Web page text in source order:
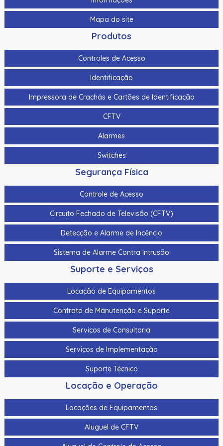
Kit de Limpeza Datacard (10) Por Pacote
Kit de Limpeza de Cabeçote Térmico Evolis Headclean (25
Kit de Limpeza de Poeira Evolis
Kit de Limpeza Evolis Cleaning Roller Dustclean (40 Peças)
Kit de limpeza Evolis Printerclean (para cartão Tr A5002)
Kit de limpeza Evolis Ultraclean
Kit de Limpeza Fargo 86177 Para DTC / HDP
Kit de Limpeza Fargo 86177 Para Impressora HDP5000it
de Limpeza HDP5000 Inclui: 4 Swabs de Limpeza para
Cabeçote de Impressão 10 Cartões de Limpeza 10
Almofadas de Limpeza 3 Cartões de Limpeza com Álcool
Kit de limpeza Fargo Dtc5500Lmx
Kit de limpeza Fargo Hdp6600
Kit de limpeza padrão Evolis
Kit De Limpeza Para A Zebra Zc100, Zc300 E Zc350
Kit De Limpeza Para A Zebra Zxp Serie 3 105999-302
Kit Sleeve de Limpeza Datacard
Laminado Alternativo Transparente de 0,6 Mil Evolis -
Recorte para Chip Smart/Cobertura Completa – 100
Laminado Datacard Duragard Optiexpress™ -
Laminado Datacard Duragard Optigram - “Utopia”
Registrado - 1,0 Mil
Laminado Datacard Duragard Optigram, 0,6 Mil,
Mapa do site
Produtos
Controles de Acesso
Identificação
Impressora de Crachás e Cartões de Identificação
CFTV
Alarmes
Switches
Segurança Física
Controle de Acesso
Circuito Fechado de Televisão (CFTV)
Detecção e Alarme de Incêncio
Sistema de Alarme Contra Intrusão
Suporte e Serviços
Locação de Equipamentos
Contrato de Manutenção e Suporte
Serviços de Consultoria
Serviços de Implementação
Suporte Técnico
Locação e Operação
Locações de Equipamentos
Aluguel de CFTV